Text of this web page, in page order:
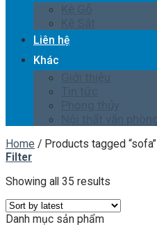
Liên hệ
Khác
Home / Products tagged “sofa”
Filter
Showing all 35 results
Danh mục sản phẩm